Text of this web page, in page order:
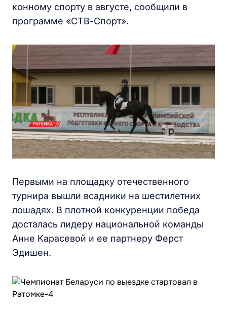
конному спорту в августе, сообщили в
программе «СТВ-Спорт».
Первыми на площадку отечественного
турнира вышли всадники на шестилетних
лошадях. В плотной конкуренции победа
досталась лидеру национальной команды
Анне Карасевой и ее партнеру Ферст
Эдишен.